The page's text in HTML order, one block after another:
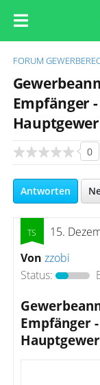
FORUM
Empfänger
0
Antworten
15.
Von zzobi
Status:
Empfänger